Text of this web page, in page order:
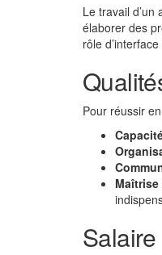
Le travail
élaborer des
rôle
Pour réussir